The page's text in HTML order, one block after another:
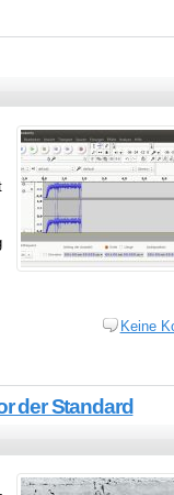
Keine
der Standard